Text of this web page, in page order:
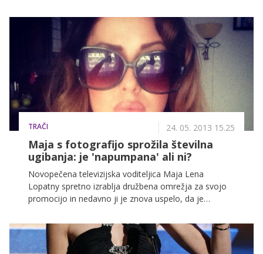
na njeno bujno oprsje, ki ga vsekakor ne skuša krotiti.
TRAČI 24. 05. 2013 15.25
Maja s fotografijo sprožila številna
ugibanja: je 'napumpana' ali ni?
Novopečena televizijska voditeljica Maja Lena
Lopatny spretno izrablja družbena omrežja za svojo
promocijo in nedavno ji je znova uspelo, da je
na kateri so njene ustnice močno poudarjene ter tako
sprožila ugibanja, ali se je morda zatekla k lepotnemu
kirurgu.